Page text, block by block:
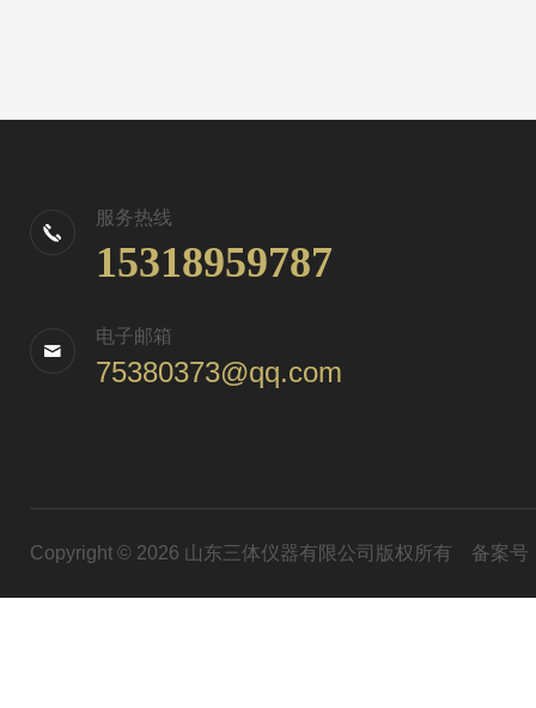
服务热线
15318959787
电子邮箱
75380373@qq.com
Copyright © 2026 山东三体仪器有限公司版权所有 备案号